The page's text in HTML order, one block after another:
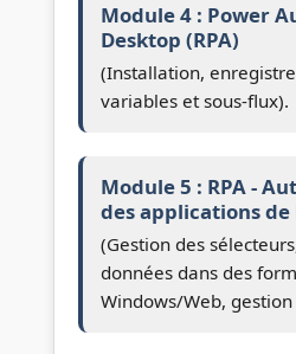
Module 4 : Power
Desktop (RPA)
(Installation,
variables et sous-flux).
Module 5 : RPA -
des applications
(Gestion des
données dans des
Windows/Web,